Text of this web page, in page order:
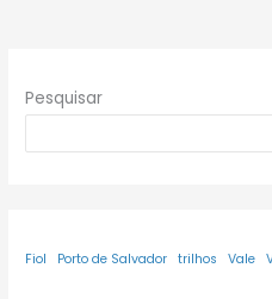
Pesquisar
Fiol Porto de Salvador trilhos Vale